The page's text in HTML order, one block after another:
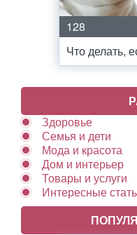
128
Что делать,
Здоровье
Семья и дети
Мода и красота
Дом и интерьер
Товары и услуги
Интересные